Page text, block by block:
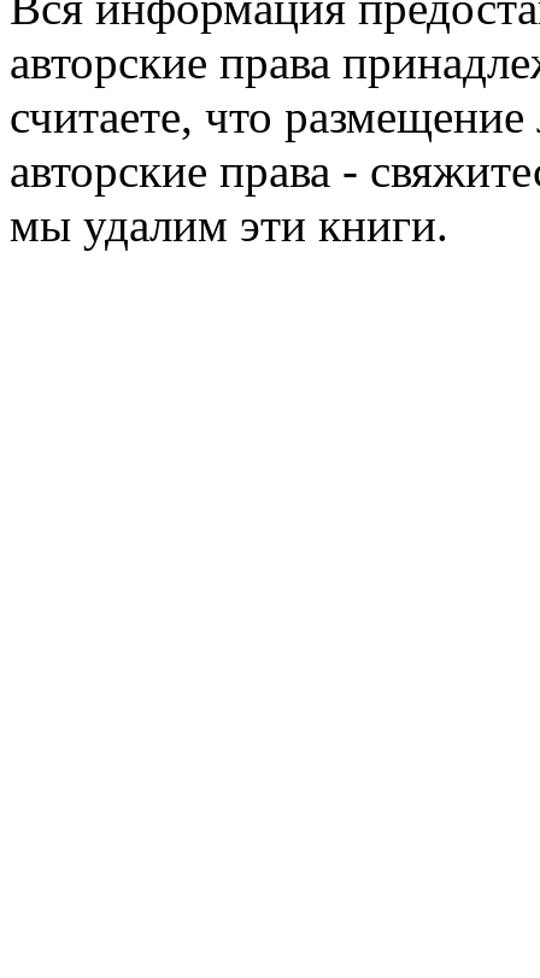
авторские права
считаете, что
авторские права -
мы удалим эти книги.